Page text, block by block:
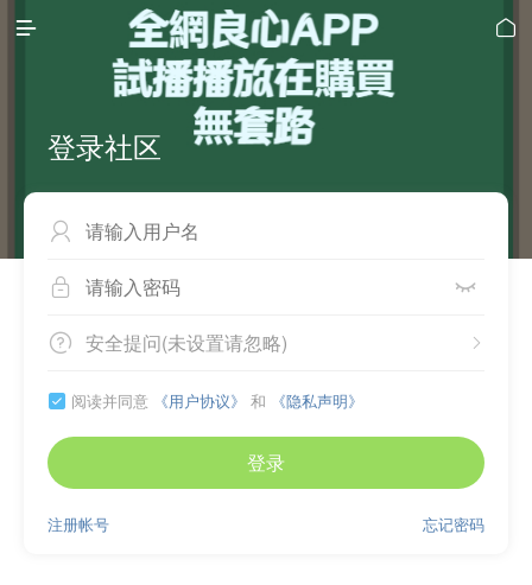
 
登录社区

 
 
安全提问(未设置请忽略)
 阅读并同意 《用户协议》 和 《隐私声明》
登录
忘记密码
注册帐号